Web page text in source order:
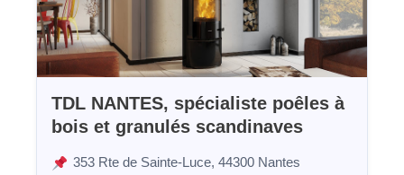
TDL NANTES, spécialiste poêles à
bois et granulés scandinaves
353 Rte de Sainte-Luce, 44300 Nantes